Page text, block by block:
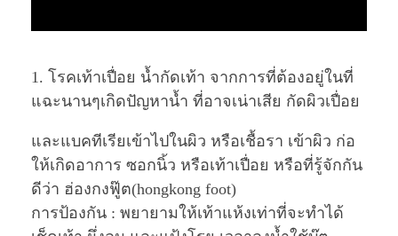
1. โรคเท้าเปื่อย น้ำกัดเท้า จากการที่ต้องอยู่ในที่
แฉะนานๆเกิดปัญหาน้ำ ที่อาจเน่าเสีย กัดผิวเปื่อย
และแบคทีเรียเข้าไปในผิว หรือเชื้อรา เข้าผิว ก่อ
ให้เกิดอาการ ซอกนิ้ว หรือเท้าเปื่อย หรือที่รู้จักกัน
ดีว่า ฮ่องกงฟู๊ต(hongkong foot)
การป้องกัน : พยายามให้เท้าแห้งเท่าที่จะทำได้